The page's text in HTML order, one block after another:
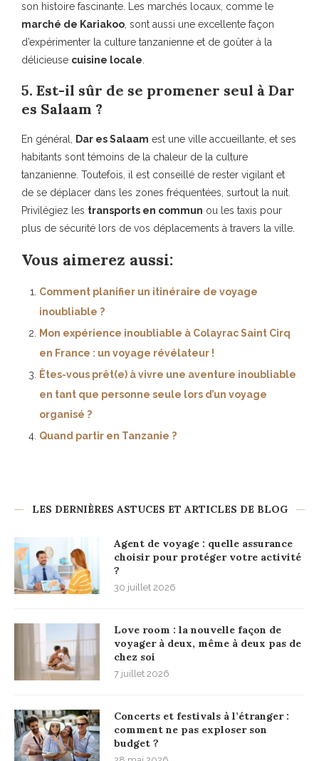
son histoire fascinante. Les marchés locaux, comme le
marché de Kariakoo, sont aussi une excellente façon
d’expérimenter la culture tanzanienne et de goûter à la
délicieuse cuisine locale.
5. Est-il sûr de se promener seul à Dar
es Salaam ?
En général, Dar es Salaam est une ville accueillante, et ses
habitants sont témoins de la chaleur de la culture
tanzanienne. Toutefois, il est conseillé de rester vigilant et
de se déplacer dans les zones fréquentées, surtout la nuit.
Privilégiez les transports en commun ou les taxis pour
plus de sécurité lors de vos déplacements à travers la ville.
Vous aimerez aussi:
Comment planifier un itinéraire de voyage
inoubliable ?
Mon expérience inoubliable à Colayrac Saint Cirq
en France : un voyage révélateur !
Êtes-vous prêt(e) à vivre une aventure inoubliable
en tant que personne seule lors d’un voyage
organisé ?
Quand partir en Tanzanie ?
LES DERNIÈRES ASTUCES ET ARTICLES DE BLOG
Agent de voyage : quelle assurance
choisir pour protéger votre activité
?
30 juillet 2026
Love room : la nouvelle façon de
voyager à deux, même à deux pas de
chez soi
7 juillet 2026
Concerts et festivals à l’étranger :
comment ne pas exploser son
budget ?